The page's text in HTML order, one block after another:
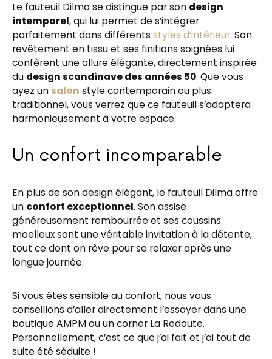
Le fauteuil Dilma se distingue par son design
intemporel, qui lui permet de s’intégrer
parfaitement dans différents styles d’intérieur. Son
revêtement en tissu et ses finitions soignées lui
confèrent une allure élégante, directement inspirée
du design scandinave des années 50. Que vous
ayez un salon style contemporain ou plus
traditionnel, vous verrez que ce fauteuil s’adaptera
harmonieusement à votre espace.
Un confort incomparable
En plus de son design élégant, le fauteuil Dilma offre
un confort exceptionnel. Son assise
généreusement rembourrée et ses coussins
moelleux sont une véritable invitation à la détente,
tout ce dont on rêve pour se relaxer après une
longue journée.
Si vous êtes sensible au confort, nous vous
conseillons d’aller directement l’essayer dans une
boutique AMPM ou un corner La Redoute.
Personnellement, c’est ce que j’ai fait et j’ai tout de
suite été séduite !